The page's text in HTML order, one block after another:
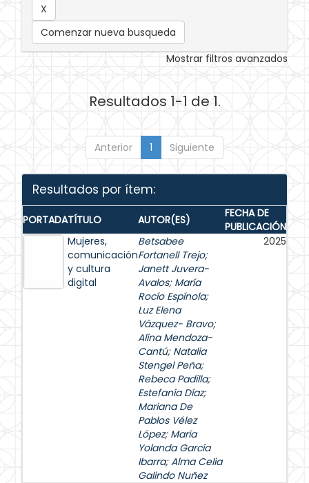
Comenzar nueva busqueda
Mostrar filtros avanzados
Resultados 1-1 de 1.
Anterior 1 Siguiente
Resultados por ítem:
PORTADATÍTULO AUTOR(ES)
FECHA DE
PUBLICACIÓN
Mujeres,
comunicación
y cultura
digital
Betsabee
Fortanell Trejo;
Janett Juvera-
Avalos; María
Rocío Espínola;
Luz Elena
Vázquez- Bravo;
Alina Mendoza-
Cantú; Natalia
Stengel Peña;
Rebeca Padilla;
Estefanía Díaz;
Mariana De
Pablos Vélez
López; María
Yolanda García
Ibarra;Alma Celia
Galindo Nuñez
2025